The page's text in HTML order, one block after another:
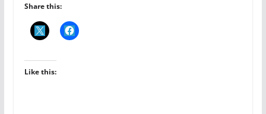
Share this:
Like this: